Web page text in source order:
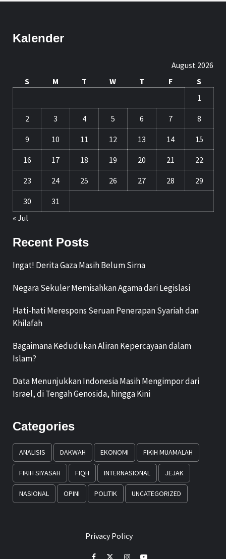
Kalender
August 2026
S
M T W T F
S
1
2 3 4 5 6 7 8
9 10 11 12 13 14 15
16 17 18 19 20 21 22
23 24 25 26 27 28 29
30
31
« Jul
Recent Posts
Ingat! Derita Gaza Masih Belum Sirna
Negara Sekuler Memisahkan Agama dari Legislasi
Hati-hati Merespons Seruan Penerapan Syariah dan
Khilafah
Bagaimana Kedudukan Aliran Kepercayaan dalam
Islam?
Data Menunjukkan Indonesia Masih Mengimpor dari
Israel, di Tengah Genosida, hingga Kini
Categories
ANALISIS DAKWAH EKONOMI FIKIH MUAMALAH
FIKIH SIYASAH FIQH INTERNASIONAL JEJAK
NASIONAL OPINI POLITIK UNCATEGORIZED
Privacy Policy
FacebookTwitterInstagramYoutube